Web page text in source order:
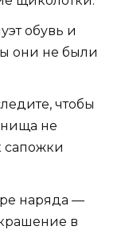
обувь и
они не были
чтобы
не
сапожки
наряда —
в